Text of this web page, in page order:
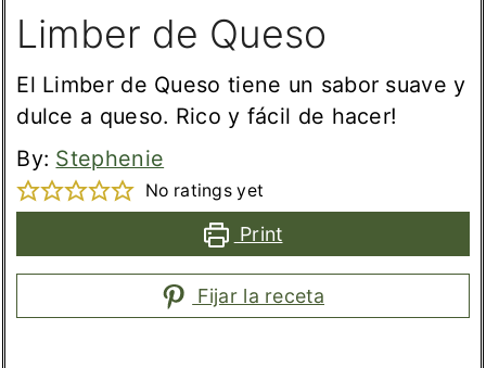
Limber de Queso
El Limber de Queso tiene un sabor suave y
dulce a queso. Rico y fácil de hacer!
By: Stephenie
No ratings yet
Print
Fijar la receta